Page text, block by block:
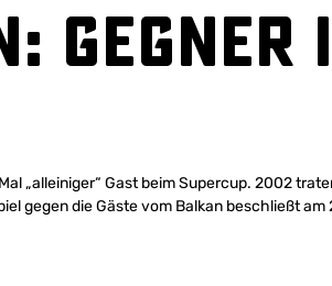
Gegner
„alleiniger“ Gast beim Supercup. 2002
gegen die Gäste vom Balkan beschließt